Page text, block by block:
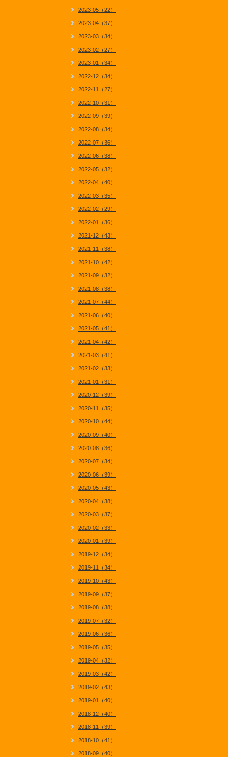
2023-05（22）
2023-04（37）
2023-03（34）
2023-02（27）
2023-01（34）
2022-12（34）
2022-11（27）
2022-10（31）
2022-09（39）
2022-08（34）
2022-07（36）
2022-06（38）
2022-05（32）
2022-04（40）
2022-03（35）
2022-02（29）
2022-01（36）
2021-12（43）
2021-11（38）
2021-10（42）
2021-09（32）
2021-08（38）
2021-07（44）
2021-06（40）
2021-05（41）
2021-04（42）
2021-03（41）
2021-02（33）
2021-01（31）
2020-12（39）
2020-11（35）
2020-10（44）
2020-09（40）
2020-08（36）
2020-07（34）
2020-06（39）
2020-05（43）
2020-04（38）
2020-03（37）
2020-02（33）
2020-01（39）
2019-12（34）
2019-11（34）
2019-10（43）
2019-09（37）
2019-08（38）
2019-07（32）
2019-06（36）
2019-05（35）
2019-04（32）
2019-03（42）
2019-02（43）
2019-01（40）
2018-12（40）
2018-11（39）
2018-10（41）
2018-09（40）